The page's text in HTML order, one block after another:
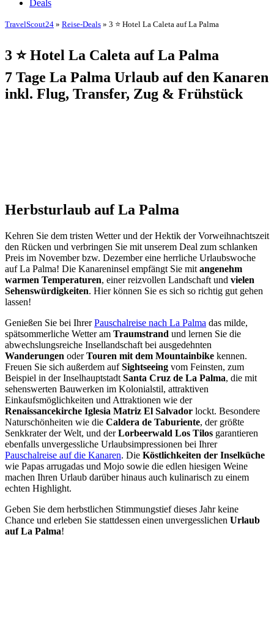
Deals
TravelScout24 » Reise-Deals » 3 ⭐ Hotel La Caleta auf La Palma
3 ⭐ Hotel La Caleta auf La Palma
7 Tage La Palma Urlaub auf den Kanaren
inkl. Flug, Transfer, Zug & Frühstück
Herbsturlaub auf La Palma
Kehren Sie dem tristen Wetter und der Hektik der Vorweihnachtszeit
den Rücken und verbringen Sie mit unserem Deal zum schlanken
Preis im November bzw. Dezember eine herrliche Urlaubswoche
auf La Palma! Die Kanareninsel empfängt Sie mit angenehm
warmen Temperaturen, einer reizvollen Landschaft und vielen
Sehenswürdigkeiten. Hier können Sie es sich so richtig gut gehen
lassen!
Genießen Sie bei IhrerPauschalreise nach La Palma das milde,
spätsommerliche Wetter am Traumstrand und lernen Sie die
abwechslungsreiche Insellandschaft bei ausgedehnten
Wanderungen oderTouren mit dem Mountainbike kennen.
Freuen Sie sich außerdem aufSightseeing vom Feinsten, zum
Beispiel in der Inselhauptstadt Santa Cruz de La Palma, die mit
sehenswerten Bauwerken im Kolonialstil, attraktiven
Einkaufsmöglichkeiten und Attraktionen wie der
Renaissancekirche Iglesia Matriz El Salvador lockt. Besondere
Naturschönheiten wie die Caldera de Taburiente, der größte
Senkkrater der Welt, und derLorbeerwald Los Tilos garantieren
ebenfalls unvergessliche Urlaubsimpressionen bei Ihrer
Pauschalreise auf die Kanaren. Die Köstlichkeiten der Inselküche
wie Papas arrugadas und Mojo sowie die edlen hiesigen Weine
machen Ihren Urlaub darüber hinaus auch kulinarisch zu einem
echten Highlight.
Geben Sie dem herbstlichen Stimmungstief dieses Jahr keine
Chance und erleben Sie stattdessen einen unvergesslichen Urlaub
auf La Palma!